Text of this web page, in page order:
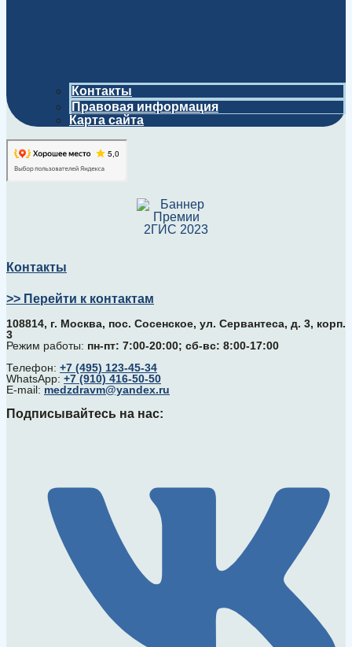
Контакты
Правовая информация
Карта сайта
Контакты
>> Перейти к контактам
108814, г. Москва, поc. Сосенское, ул. Сервантеса, д. 3, корп.
3
Режим работы: пн-пт: 7:00-20:00; сб-вс: 8:00-17:00
Телефон: +7 (495) 123-45-34
WhatsApp: +7 (910) 416-50-50
E-mail: medzdravm@yandex.ru
Подписывайтесь на нас: